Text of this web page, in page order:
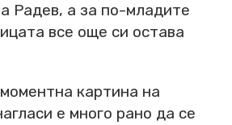
Радев, а за по-младите
все още си остава
картина на
е много рано да се